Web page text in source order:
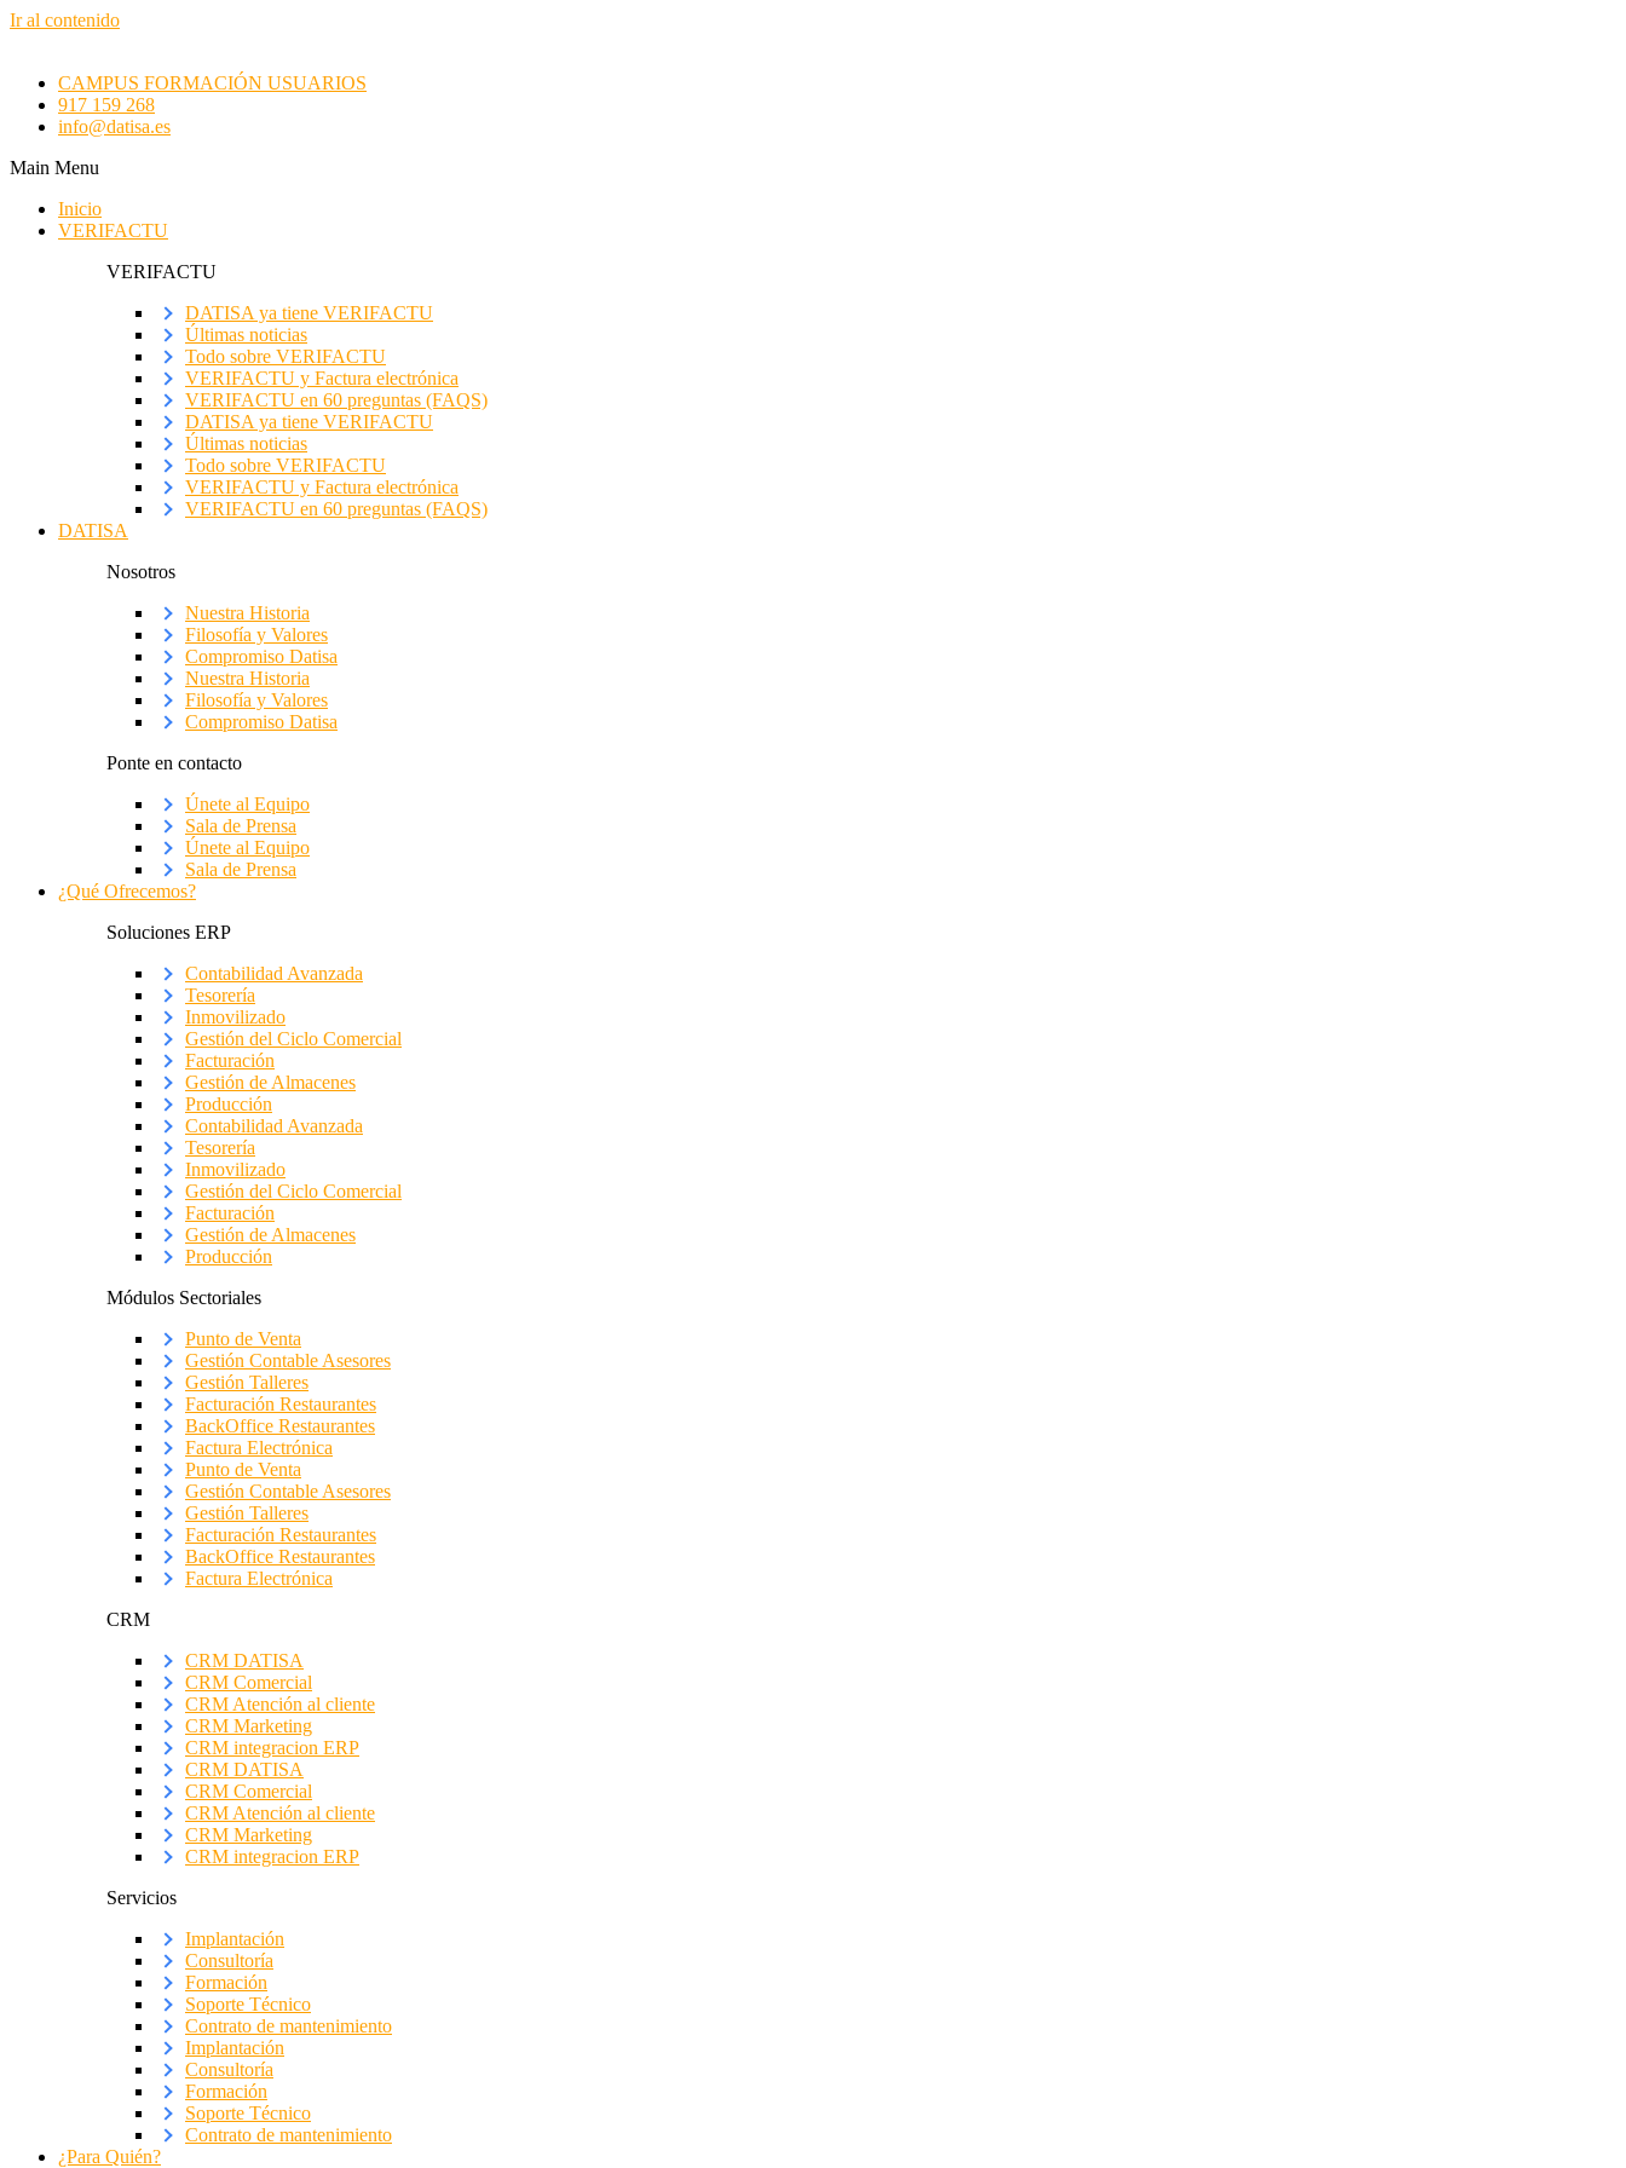
Ir al contenido
CAMPUS FORMACIÓN USUARIOS
917 159 268
info@datisa.es
Main Menu
Inicio
VERIFACTU
VERIFACTU
DATISA ya tiene VERIFACTU
Últimas noticias
Todo sobre VERIFACTU
VERIFACTU y Factura electrónica
VERIFACTU en 60 preguntas (FAQS)
DATISA ya tiene VERIFACTU
Últimas noticias
Todo sobre VERIFACTU
VERIFACTU y Factura electrónica
VERIFACTU en 60 preguntas (FAQS)
DATISA
Nosotros
Nuestra Historia
Filosofía y Valores
Compromiso Datisa
Nuestra Historia
Filosofía y Valores
Compromiso Datisa
Ponte en contacto
Únete al Equipo
Sala de Prensa
Únete al Equipo
Sala de Prensa
¿Qué Ofrecemos?
Soluciones ERP
Contabilidad Avanzada
Tesorería
Inmovilizado
Gestión del Ciclo Comercial
Facturación
Gestión de Almacenes
Producción
Contabilidad Avanzada
Tesorería
Inmovilizado
Gestión del Ciclo Comercial
Facturación
Gestión de Almacenes
Producción
Módulos Sectoriales
Punto de Venta
Gestión Contable Asesores
Gestión Talleres
Facturación Restaurantes
BackOffice Restaurantes
Factura Electrónica
Punto de Venta
Gestión Contable Asesores
Gestión Talleres
Facturación Restaurantes
BackOffice Restaurantes
Factura Electrónica
CRM
CRM DATISA
CRM Comercial
CRM Atención al cliente
CRM Marketing
CRM integracion ERP
CRM DATISA
CRM Comercial
CRM Atención al cliente
CRM Marketing
CRM integracion ERP
Servicios
Implantación
Consultoría
Formación
Soporte Técnico
Contrato de mantenimiento
Implantación
Consultoría
Formación
Soporte Técnico
Contrato de mantenimiento
¿Para Quién?